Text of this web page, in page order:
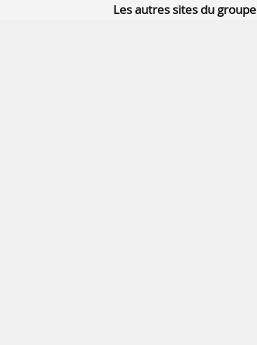
Les autres sites du groupe